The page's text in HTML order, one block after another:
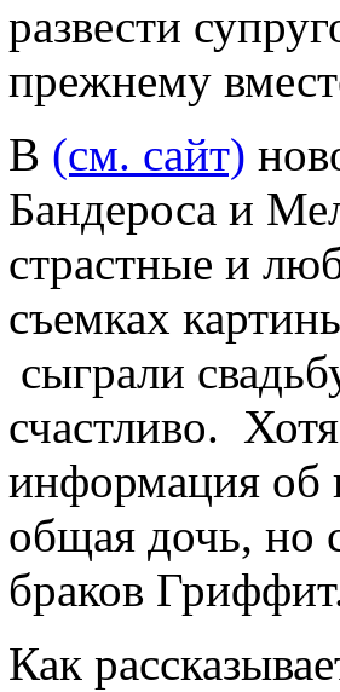
развести
прежнему
В (см. сайт)
Бандероса и
страстные и
съемках
сыграли
счастливо.
информация об
общая дочь, но
браков
Как